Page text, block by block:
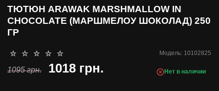
Модель: 10102825
ТЮТЮН ARAWAK MARSHMALLOW IN
CHOCOLATE (МАРШМЕЛОУ ШОКОЛАД) 250
ГР
Нет в наличии
1095 грн. 1018 грн.